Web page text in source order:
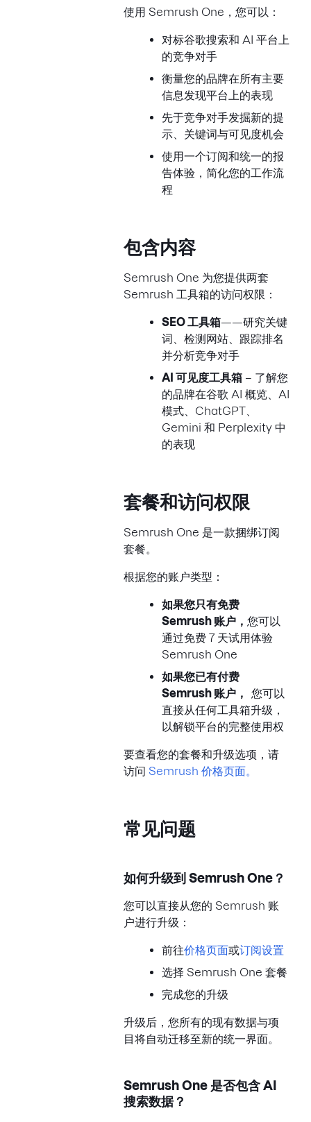
使用 Semrush One，您可以：
对标谷歌搜索和 AI 平台上
的竞争对手
衡量您的品牌在所有主要
信息发现平台上的表现
先于竞争对手发掘新的提
示、关键词与可见度机会
使用一个订阅和统一的报
告体验，简化您的工作流
程
包含内容
Semrush One 为您提供两套
Semrush 工具箱的访问权限：
SEO 工具箱——研究关键
词、检测网站、跟踪排名
并分析竞争对手
AI 可见度工具箱 – 了解您
的品牌在谷歌 AI 概览、AI
模式、ChatGPT、
Gemini 和 Perplexity 中
的表现
套餐和访问权限
Semrush One 是一款捆绑订阅
套餐。
根据您的账户类型：
如果您只有免费
Semrush 账户， 您可以
通过免费 7 天试用体验
Semrush One
如果您已有付费
Semrush 账户， 您可以
直接从任何工具箱升级，
以解锁平台的完整使用权
要查看您的套餐和升级选项，请
访问 Semrush 价格页面。
常见问题
如何升级到 Semrush One？
您可以直接从您的 Semrush 账
户进行升级：
前往价格页面或订阅设置
选择 Semrush One 套餐
完成您的升级
升级后，您所有的现有数据与项
目将自动迁移至新的统一界面。
Semrush One 是否包含 AI
搜索数据？